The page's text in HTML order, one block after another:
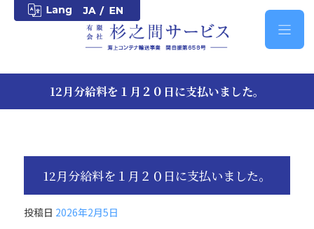
12月分給料を１月２０日に支払いました。
12月分給料を１月２０日に支払いました。
投稿日 2026年2月5日